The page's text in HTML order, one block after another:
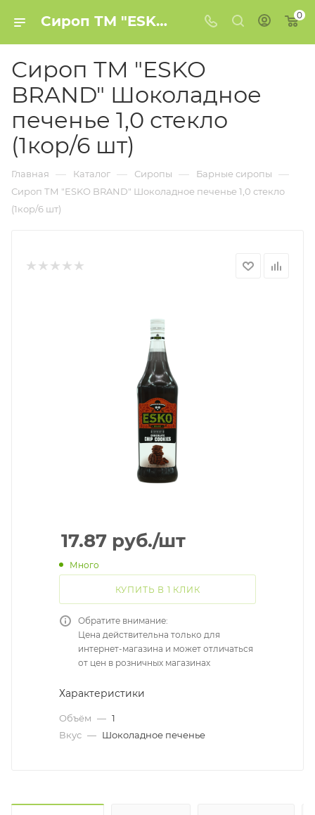
Сироп ТМ "ESKO BRAND" Шоколадное печенье 1,0 стекло (1кор/6 шт) купить в Минске 0
Сироп ТМ "ESKO
BRAND" Шоколадное
печенье 1,0 стекло
(1кор/6 шт)
Главная — Каталог — Сиропы — Барные сиропы —
Сироп ТМ "ESKO BRAND" Шоколадное печенье 1,0 стекло
(1кор/6 шт)
17.87 руб./шт
Много
КУПИТЬ В 1 КЛИК
Обратите внимание:
Цена действительна только для
интернет-магазина и может отличаться
от цен в розничных магазинах
Характеристики
Объём — 1
Вкус — Шоколадное печенье